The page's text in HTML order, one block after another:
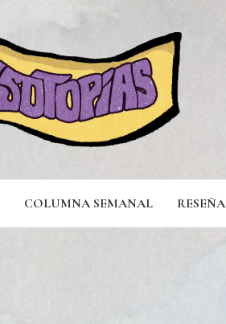
COLUMNA SEMANAL RESEÑA